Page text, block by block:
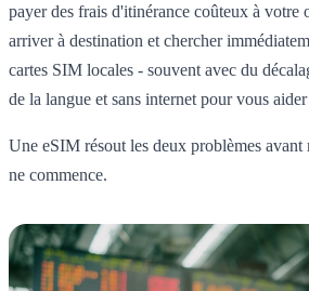
payer des frais d'itinérance coûteux à votre
arriver à destination et chercher
cartes SIM locales - souvent avec du
de la langue et sans internet pour vous
Une eSIM résout les deux problèmes avant
ne commence.